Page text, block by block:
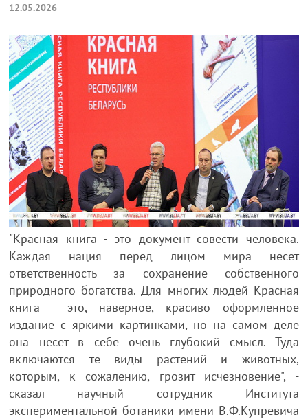
12.05.2026
"Красная книга - это документ совести человека.
Каждая нация перед лицом мира несет
ответственность за сохранение собственного
природного богатства. Для многих людей Красная
книга - это, наверное, красиво оформленное
издание с яркими картинками, но на самом деле
она несет в себе очень глубокий смысл. Туда
включаются те виды растений и животных,
которым, к сожалению, грозит исчезновение", -
сказал научный сотрудник Института
экспериментальной ботаники имени В.Ф.Купревича